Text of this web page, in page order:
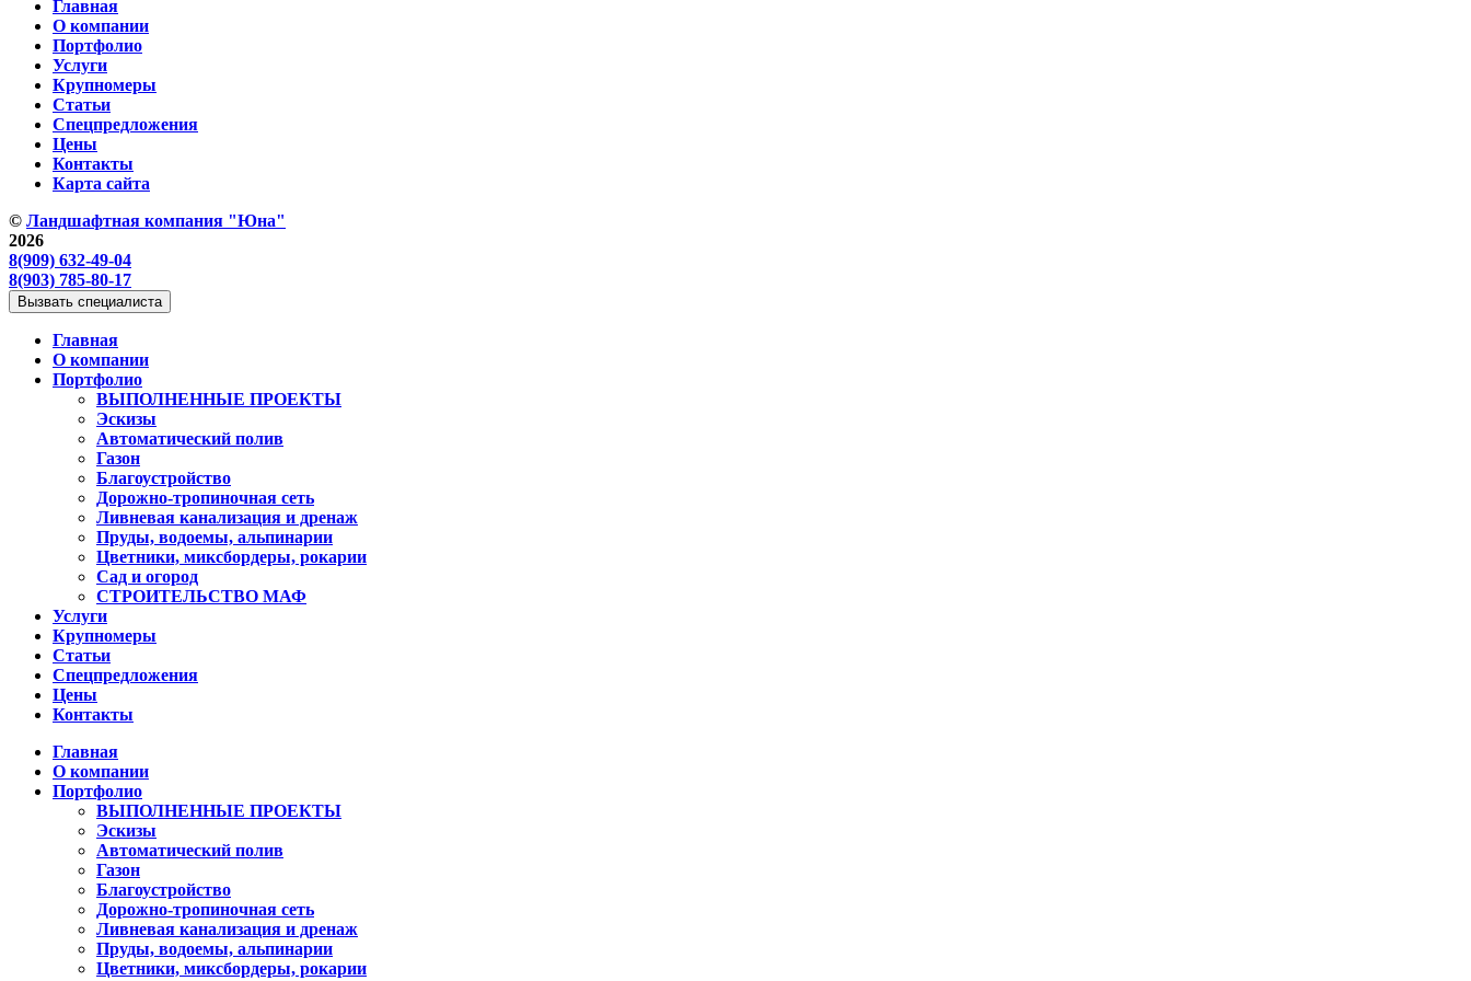
Главная
О компании
Портфолио
Услуги
Крупномеры
Статьи
Спецпредложения
Цены
Контакты
Карта сайта
© Ландшафтная компания "Юна"
2026
8(909) 632-49-04
8(903) 785-80-17
Вызвать специалиста
Главная
О компании
Портфолио
ВЫПОЛНЕННЫЕ ПРОЕКТЫ
Эскизы
Автоматический полив
Газон
Благоустройство
Дорожно-тропиночная сеть
Ливневая канализация и дренаж
Пруды, водоемы, альпинарии
Цветники, миксбордеры, рокарии
Сад и огород
СТРОИТЕЛЬСТВО МАФ
Услуги
Крупномеры
Статьи
Спецпредложения
Цены
Контакты
Главная
О компании
Портфолио
ВЫПОЛНЕННЫЕ ПРОЕКТЫ
Эскизы
Автоматический полив
Газон
Благоустройство
Дорожно-тропиночная сеть
Ливневая канализация и дренаж
Пруды, водоемы, альпинарии
Цветники, миксбордеры, рокарии